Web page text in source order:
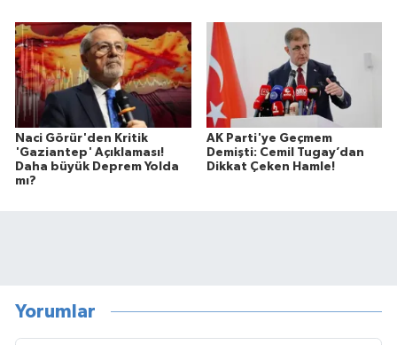
Naci Görür'den Kritik
'Gaziantep' Açıklaması!
Daha büyük Deprem Yolda
mı?
AK Parti'ye Geçmem
Demişti: Cemil Tugay’dan
Dikkat Çeken Hamle!
Yorumlar